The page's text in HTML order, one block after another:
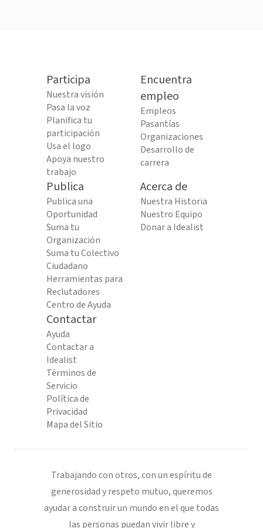
Participa
Nuestra visión
Pasa la voz
Planifica tu
participación
Usa el logo
Apoya nuestro
trabajo
Encuentra
empleo
Empleos
Pasantías
Organizaciones
Desarrollo de
carrera
Publica
Publica una
Oportunidad
Suma tu
Organización
Suma tu Colectivo
Ciudadano
Herramientas para
Reclutadores
Centro de Ayuda
Acerca de
Nuestra Historia
Nuestro Equipo
Donar a Idealist
Contactar
Ayuda
Contactar a
Idealist
Términos de
Servicio
Política de
Privacidad
Mapa del Sitio
Trabajando con otros, con un espíritu de
generosidad y respeto mutuo, queremos
ayudar a construir un mundo en el que todas
las personas puedan vivir libre y